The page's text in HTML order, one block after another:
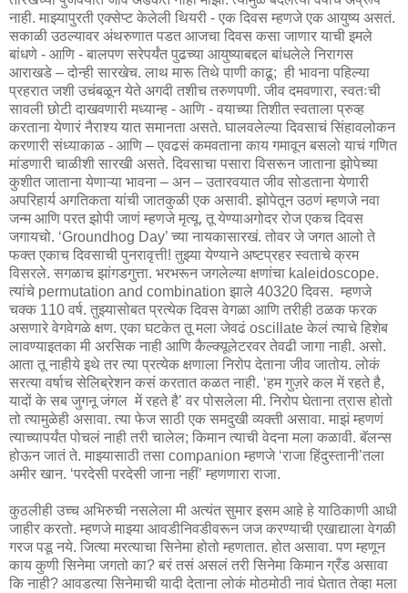
नाही. माझ्यापुरती एक्सेप्ट केलेली थियरी - एक दिवस म्हणजे एक आयुष्य असतं.
सकाळी उठल्यावर अंथरुणात पडत आजचा दिवस कसा जाणार याची इमले
बांधणे - आणि - बालपण सरेपर्यंत पुढच्या आयुष्याबद्दल बांधलेले निरागस
आराखडे – दोन्ही सारखेच. लाथ मारू तिथे पाणी काढू; ही भावना पहिल्या
प्रहरात जशी उचंबळून येते अगदी तशीच तरुणपणी. जीव दमवणारा, स्वतःची
सावली छोटी दाखवणारी मध्यान्ह - आणि - वयाच्या तिशीत स्वताला प्रुव्ह
करताना येणारं नैराश्य यात समानता असते. घालवलेल्या दिवसाचं सिंहावलोकन
करणारी संध्याकाळ - आणि – एवढसं कमवताना काय गमावून बसलो याचं गणित
मांडणारी चाळीशी सारखी असते. दिवसाचा पसारा विसरून जाताना झोपेच्या
कुशीत जाताना येणाऱ्या भावना – अन – उतारवयात जीव सोडताना येणारी
अपरिहार्य अगतिकता यांची जातकुळी एक असावी. झोपेतून उठणं म्हणजे नवा
जन्म आणि परत झोपी जाणं म्हणजे मृत्यू. तू येण्याअगोदर रोज एकच दिवस
जगायचो. ‘Groundhog Day’ च्या नायकासारखं. तोवर जे जगत आलो ते
फक्त एकाच दिवसाची पुनरावृत्ती! तुझ्या येण्याने अष्टप्रहर स्वताचे क्रम
विसरले. सगळाच झांगडगुत्ता. भरभरून जगलेल्या क्षणांचा kaleidoscope.
त्यांचे permutation and combination झाले 40320 दिवस. म्हणजे
चक्क 110 वर्ष. तुझ्यासोबत प्रत्येक दिवस वेगळा आणि तरीही ठळक फरक
असणारे वेगवेगळे क्षण. एका घटकेत तू मला जेवढं oscillate केलं त्याचे हिशेब
लावण्याइतका मी अरसिक नाही आणि कैल्क्यूलेटरवर तेवढी जागा नाही. असो.
आता तू नाहीये इथे तर त्या प्रत्येक क्षणाला निरोप देताना जीव जातोय. लोकं
सरत्या वर्षाच सेलिब्रेशन कसं करतात कळत नाही. ‘हम गुज़रे कल में रहते है,
यादों के सब जुगनू जंगल में रहते है’ वर पोसलेला मी. निरोप घेताना त्रास होतो
तो त्यामुळेही असावा. त्या फेज साठी एक समदुखी व्यक्ती असावा. माझं म्हणणं
त्याच्यापर्यंत पोचलं नाही तरी चालेल; किमान त्याची वेदना मला कळावी. बॅलन्स
होऊन जातं ते. माझ्यासाठी तसा companion म्हणजे ‘राजा हिंदुस्तानी’तला
अमीर खान. ‘परदेसी परदेसी जाना नहीं’ म्हणणारा राजा.
कुठलीही उच्च अभिरुची नसलेला मी अत्यंत सुमार इसम आहे हे याठिकाणी आधी
जाहीर करतो. म्हणजे माझ्या आवडीनिवडीवरून जज करण्याची एखाद्याला वेगळी
गरज पडू नये. जित्या मरत्याचा सिनेमा होतो म्हणतात. होत असावा. पण म्हणून
काय कुणी सिनेमा जगतो का? बरं तसं असलं तरी सिनेमा किमान ग्रँड असावा
कि नाही? आवडत्या सिनेमाची यादी देताना लोकं मोठमोठी नावं घेतात तेव्हा मला